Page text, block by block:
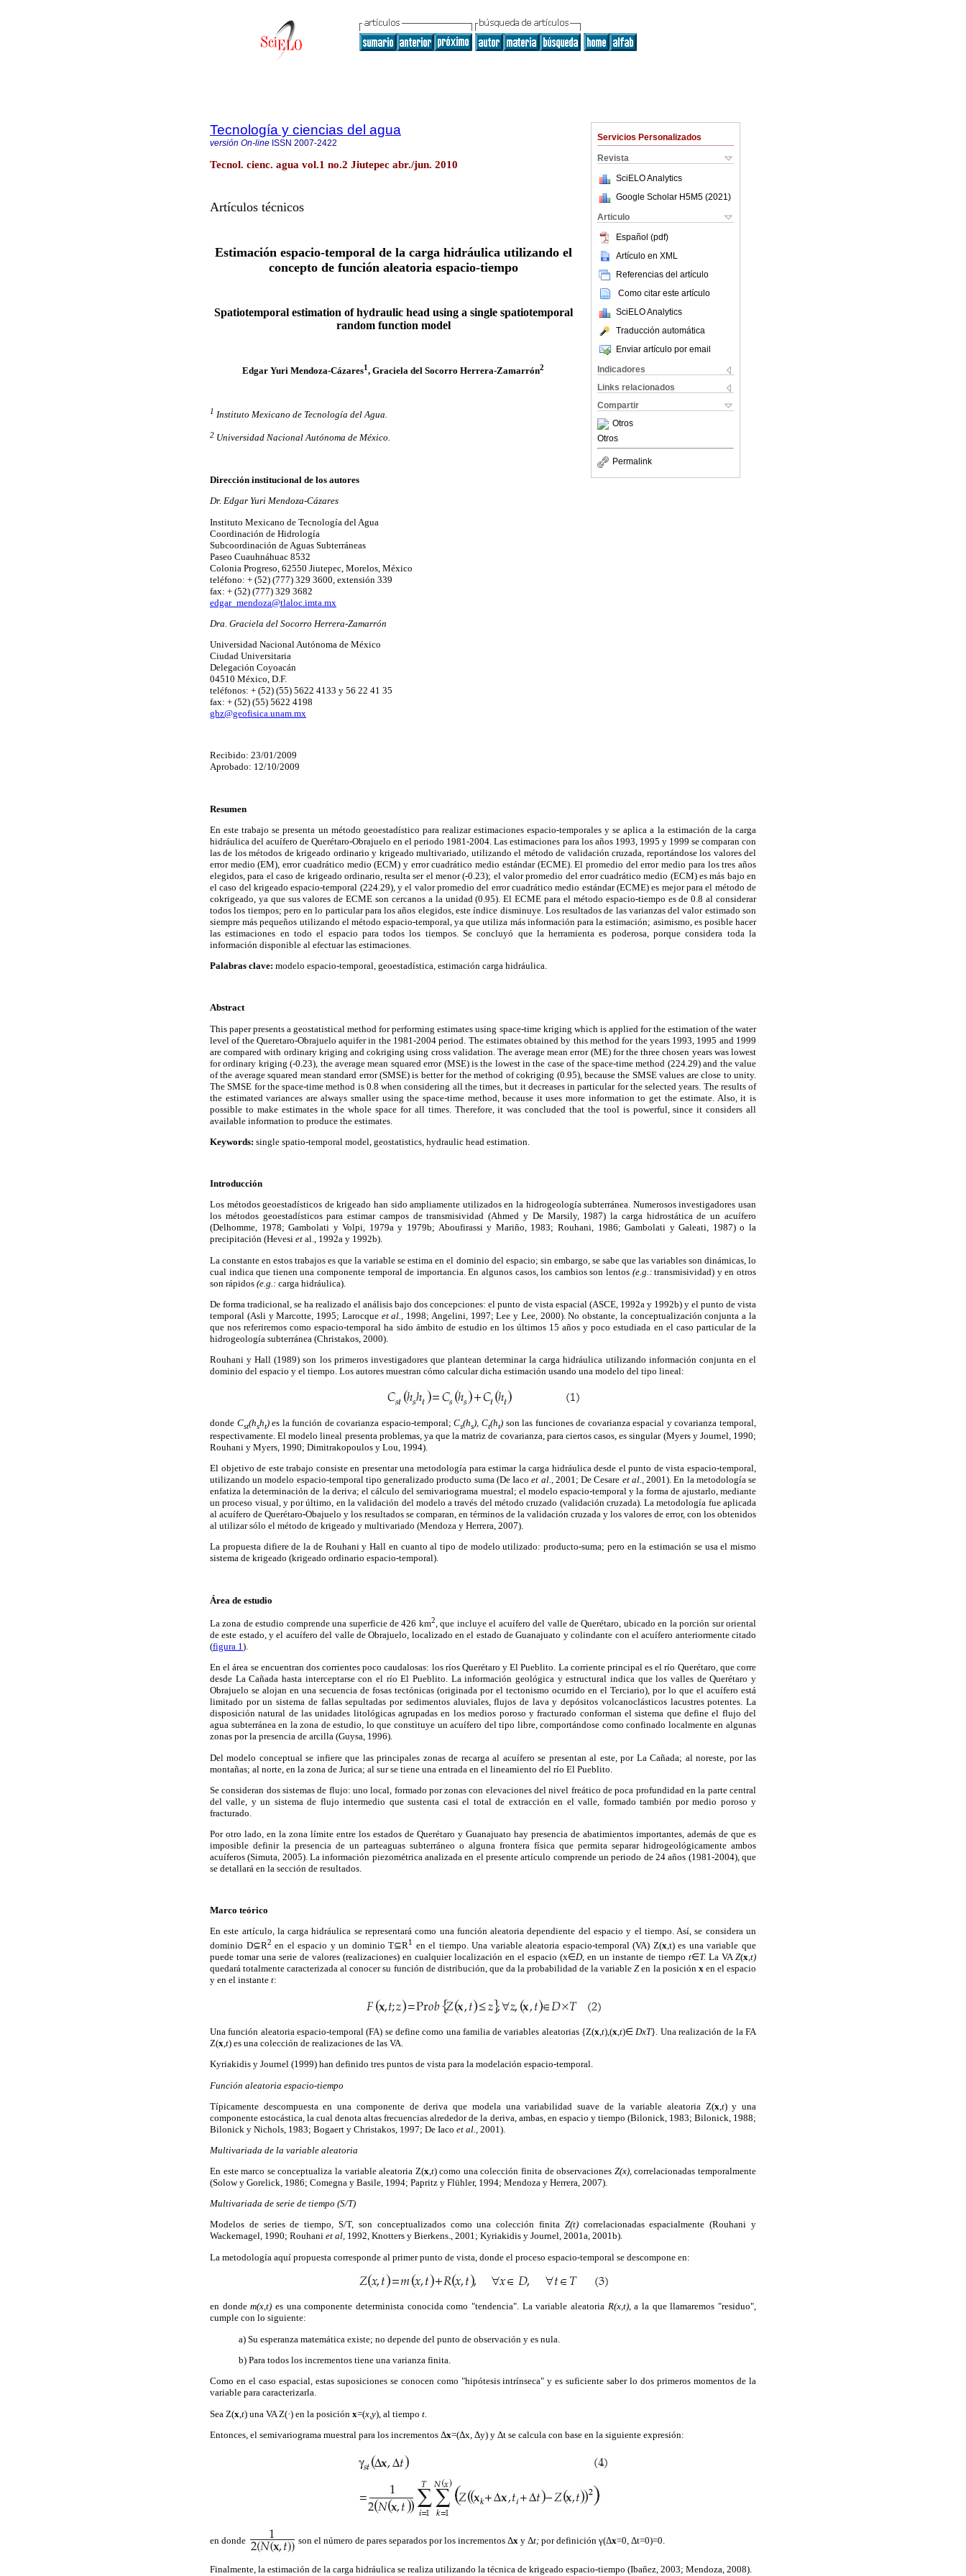
Servicios Personalizados
Revista
SciELO Analytics
Google Scholar H5M5 (2021 )
Articulo
Español (pdf)
Artículo en XML
Referencias del artículo
Como citar este artículo
SciELO Analytics
Traducción automática
Enviar artículo por email
Indicadores
Links relacionados
Compartir
Otros
Otros
Permalink
Tecnología y ciencias del agua
versión On-line ISSN 2007-2422
Tecnol. cienc. agua vol.1 no.2 Jiutepec abr./jun. 2010
Artículos técnicos
Estimación espacio-temporal de la carga hidráulica utilizando el
concepto de función aleatoria espacio-tiempo
Spatiotemporal estimation of hydraulic head using a single spatiotemporal
random function model
Edgar Yuri Mendoza-Cázares1, Graciela del Socorro Herrera-Zamarrón2
1 Instituto Mexicano de Tecnología del Agua.
2 Universidad Nacional Autónoma de México.
Dirección institucional de los autores
Dr. Edgar Yuri Mendoza-Cázares
Instituto Mexicano de Tecnología del Agua
Coordinación de Hidrología
Subcoordinación de Aguas Subterráneas
Paseo Cuauhnáhuac 8532
Colonia Progreso, 62550 Jiutepec, Morelos, México
teléfono: + (52) (777) 329 3600, extensión 339
fax: + (52) (777) 329 3682
edgar_mendoza@tlaloc.imta.mx
Dra. Graciela del Socorro Herrera-Zamarrón
Universidad Nacional Autónoma de México
Ciudad Universitaria
Delegación Coyoacán
04510 México, D.F.
teléfonos: + (52) (55) 5622 4133 y 56 22 41 35
fax: + (52) (55) 5622 4198
ghz@geofisica.unam.mx
Recibido: 23/01/2009
Aprobado: 12/10/2009
Resumen
En este trabajo se presenta un método geoestadístico para realizar estimaciones espacio-temporales y se aplica a la estimación de la carga
hidráulica del acuífero de Querétaro-Obrajuelo en el periodo 1981-2004. Las estimaciones para los años 1993, 1995 y 1999 se comparan con
las de los métodos de krigeado ordinario y krigeado multivariado, utilizando el método de validación cruzada, reportándose los valores del
error medio (EM), error cuadrático medio (ECM) y error cuadrático medio estándar (ECME). El promedio del error medio para los tres años
elegidos, para el caso de krigeado ordinario, resulta ser el menor (-0.23); el valor promedio del error cuadrático medio (ECM) es más bajo en
el caso del krigeado espacio-temporal (224.29), y el valor promedio del error cuadrático medio estándar (ECME) es mejor para el método de
cokrigeado, ya que sus valores de ECME son cercanos a la unidad (0.95). El ECME para el método espacio-tiempo es de 0.8 al considerar
todos los tiempos; pero en lo particular para los años elegidos, este índice disminuye. Los resultados de las varianzas del valor estimado son
siempre más pequeños utilizando el método espacio-temporal, ya que utiliza más información para la estimación; asimismo, es posible hacer
las estimaciones en todo el espacio para todos los tiempos. Se concluyó que la herramienta es poderosa, porque considera toda la
información disponible al efectuar las estimaciones.
Palabras clave: modelo espacio-temporal, geoestadística, estimación carga hidráulica.
Abstract
This paper presents a geostatistical method for performing estimates using space-time kriging which is applied for the estimation of the water
level of the Queretaro-Obrajuelo aquifer in the 1981-2004 period. The estimates obtained by this method for the years 1993, 1995 and 1999
are compared with ordinary kriging and cokriging using cross validation. The average mean error (ME) for the three chosen years was lowest
for ordinary kriging (-0.23), the average mean squared error (MSE) is the lowest in the case of the space-time method (224.29) and the value
of the average squared mean standard error (SMSE) is better for the method of cokriging (0.95), because the SMSE values are close to unity.
The SMSE for the space-time method is 0.8 when considering all the times, but it decreases in particular for the selected years. The results of
the estimated variances are always smaller using the space-time method, because it uses more information to get the estimate. Also, it is
possible to make estimates in the whole space for all times. Therefore, it was concluded that the tool is powerful, since it considers all
available information to produce the estimates.
Keywords: single spatio-temporal model, geostatistics, hydraulic head estimation.
Introducción
Los métodos geoestadísticos de krigeado han sido ampliamente utilizados en la hidrogeología subterránea. Numerosos investigadores usan
los métodos geoestadísticos para estimar campos de transmisividad (Ahmed y De Marsily, 1987) la carga hidrostática de un acuífero
(Delhomme, 1978; Gambolati y Volpi, 1979a y 1979b; Aboufirassi y Mariño, 1983; Rouhani, 1986; Gambolati y Galeati, 1987) o la
precipitación (Hevesi et al., 1992a y 1992b).
La constante en estos trabajos es que la variable se estima en el dominio del espacio; sin embargo, se sabe que las variables son dinámicas, lo
cual indica que tienen una componente temporal de importancia. En algunos casos, los cambios son lentos (e.g.:transmisividad) y en otros
son rápidos (e.g.: carga hidráulica).
De forma tradicional, se ha realizado el análisis bajo dos concepciones: el punto de vista espacial (ASCE, 1992a y 1992b) y el punto de vista
temporal (Asli y Marcotte, 1995; Larocque et al.,
1998; Angelini, 1997; Lee y Lee, 2000). No obstante, la conceptualización conjunta a la
que nos referiremos como espacio-temporal ha sido ámbito de estudio en los últimos 15 años y poco estudiada en el caso particular de la
hidrogeología subterránea (Christakos, 2000).
Rouhani y Hall (1989) son los primeros investigadores que plantean determinar la carga hidráulica utilizando información conjunta en el
dominio del espacio y el tiempo. Los autores muestran cómo calcular dicha estimación usando una modelo del tipo lineal:
donde Cst(hsht)es la función de covarianza espacio-temporal;Cs(hs), Ct(ht) son las funciones de covarianza espacial y covarianza temporal,
respectivamente. El modelo lineal presenta problemas, ya que la matriz de covarianza, para ciertos casos, es singular (Myers y Journel, 1990;
Rouhani y Myers, 1990; Dimitrakopoulos y Lou, 1994).
El objetivo de este trabajo consiste en presentar una metodología para estimar la carga hidráulica desde el punto de vista espacio-temporal,
utilizando un modelo espacio-temporal tipo generalizado producto suma (De Iacoet al.,2001; De Cesare et al.,2001). En la metodología se
enfatiza la determinación de la deriva; el cálculo del semivariograma muestral; el modelo espacio-temporal y la forma de ajustarlo, mediante
un proceso visual, y por último, en la validación del modelo a través del método cruzado (validación cruzada). La metodología fue aplicada
al acuífero de Querétaro-Obajuelo y los resultados se comparan, en términos de la validación cruzada y los valores de error, con los obtenidos
al utilizar sólo el método de krigeado y multivariado (Mendoza y Herrera, 2007).
La propuesta difiere de la de Rouhani y Hall en cuanto al tipo de modelo utilizado: producto-suma; pero en la estimación se usa el mismo
sistema de krigeado (krigeado ordinario espacio-temporal).
Área de estudio
La zona de estudio comprende una superficie de 426 km2, que incluye el acuífero del valle de Querétaro, ubicado en la porción sur oriental
de este estado, y el acuífero del valle de Obrajuelo, localizado en el estado de Guanajuato y colindante con el acuífero anteriormente citado
(figura 1).
En el área se encuentran dos corrientes poco caudalosas: los ríos Querétaro y El Pueblito. La corriente principal es el río Querétaro, que corre
desde La Cañada hasta interceptarse con el río El Pueblito. La información geológica y estructural indica que los valles de Querétaro y
Obrajuelo se alojan en una secuencia de fosas tectónicas (originada por el tectonismo ocurrido en el Terciario), por lo que el acuífero está
limitado por un sistema de fallas sepultadas por sedimentos aluviales, flujos de lava y depósitos volcanoclásticos lacustres potentes. La
disposición natural de las unidades litológicas agrupadas en los medios poroso y fracturado conforman el sistema que define el flujo del
agua subterránea en la zona de estudio, lo que constituye un acuífero del tipo libre, comportándose como confinado localmente en algunas
zonas por la presencia de arcilla (Guysa, 1996).
Del modelo conceptual se infiere que las principales zonas de recarga al acuífero se presentan al este, por La Cañada; al noreste, por las
montañas; al norte, en la zona de Jurica; al sur se tiene una entrada en el lineamiento del río El Pueblito.
Se consideran dos sistemas de flujo: uno local, formado por zonas con elevaciones del nivel freático de poca profundidad en la parte central
del valle, y un sistema de flujo intermedio que sustenta casi el total de extracción en el valle, formado también por medio poroso y
fracturado.
Por otro lado, en la zona límite entre los estados de Querétaro y Guanajuato hay presencia de abatimientos importantes, además de que es
imposible definir la presencia de un parteaguas subterráneo o alguna frontera física que permita separar hidrogeológicamente ambos
acuíferos (Simuta, 2005). La información piezométrica analizada en el presente artículo comprende un periodo de 24 años (1981-2004), que
se detallará en la sección de resultados.
Marco teórico
En este artículo, la carga hidráulica se representará como una función aleatoria dependiente del espacio y el tiempo. Así, se considera un
dominio D⊆R2 en el espacio y un dominio T⊆R1 en el tiempo. Una variable aleatoria espacio-temporal (VA) Z(x ,t) es una variable que
puede tomar una serie de valores (realizaciones) en cualquier localización en el espacio (x∈D, en un instante de tiempo t∈T. La VA Z(x ,t)
quedará totalmente caracterizada al conocer su función de distribución, que da la probabilidad de la variableZen la posición x en el espacio
y en el instante t:
Una función aleatoria espacio-temporal (FA) se define como una familia de variables aleatorias {Z(x,t),(x,t)∈DxT}. Una realización de la FA
Z(x,t) es una colección de realizaciones de las VA.
Kyriakidis y Journel (1999) han definido tres puntos de vista para la modelación espacio-temporal.
Función aleatoria espacio-tiempo
Típicamente descompuesta en una componente de deriva que modela una variabilidad suave de la variable aleatoria Z(x t) y una
componente estocástica, la cual denota altas frecuencias alrededor de la deriva, ambas, en espacio y tiempo (Bilonick, 1983; Bilonick, 1988;
Bilonick y Nichols, 1983; Bogaert y Christakos, 1997; De Iaco et al., 2001).
Multivariada de la variable aleatoria
En este marco se conceptualiza la variable aleatoria Z(x,t) como una colección finita de observaciones Z(x),correlacionadas temporalmente
(Solow y Gorelick, 1986; Comegna y Basile, 1994; Papritz y Flühler, 1994; Mendoza y Herrera, 2007).
Multivariada de serie de tiempo (S/T)
Modelos de series de tiempo, S/T, son conceptualizados como una colección finita Z(t)correlacionadas espacialmente (Rouhani y
Wackernagel, 1990; Rouhani et al, 1992, Knotters y Bierkens., 2001; Kyriakidis y Journel, 2001a, 2001b).
La metodología aquí propuesta corresponde al primer punto de vista, donde el proceso espacio-temporal se descompone en:
en dondem(x,t) es una componente determinista conocida como "tendencia". La variable aleatoria R(x,t), a la que llamaremos "residuo",
cumple con lo siguiente:
a) Su esperanza matemática existe; no depende del punto de observación y es nula.
b) Para todos los incrementos tiene una varianza finita.
Como en el caso espacial, estas suposiciones se conocen como "hipótesis intrínseca" y es suficiente saber lo dos primeros momentos de la
variable para caracterizarla.
Sea Z(x t) una VA Z(·) en la posición x=(x,y), al tiempo t.
Entonces, el semivariograma muestral para los incrementos Δx=(Δx, Δy) y Δt se calcula con base en la siguiente expresión:
en donde son el número de pares separados por los incrementos Δx y Δt; por definición γ(Δx=0, Δt=0)=0.
Finalmente, la estimación de la carga hidráulica se realiza utilizando la técnica de krigeado espacio-tiempo (Ibañez, 2003; Mendoza, 2008).